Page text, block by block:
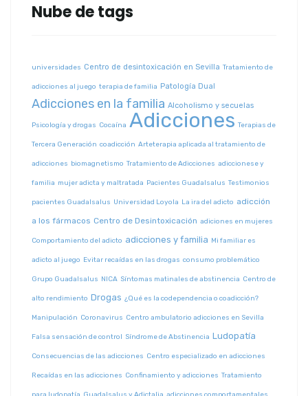
Nube de tags
universidades Centro de desintoxicación en Sevilla Tratamiento de
adicciones al juego terapia de familia Patología Dual
Adicciones en la familia Alcoholismo y secuelas
Psicología y drogas Cocaína Adicciones Terapias de
Tercera Generación coadicción Arteterapia aplicada al tratamiento de
adicciones biomagnetismo Tratamiento de Adicciones adiccionese y
familia mujer adicta y maltratada Pacientes Guadalsalus Testimonios
pacientes Guadalsalus Universidad Loyola La ira del adicto adicción
a los fármacos Centro de Desintoxicación adiciones en mujeres
Comportamiento del adicto adicciones y familia Mi familiar es
adicto al juego Evitar recaídas en las drogas consumo problemático
Grupo Guadalsalus NICA Síntomas matinales de abstinencia Centro de
alto rendimiento Drogas ¿Qué es la codependencia o coadicción?
Manipulación Coronavirus Centro ambulatorio adicciones en Sevilla
Falsa sensación de control Síndrome de Abstinencia Ludopatía
Consecuencias de las adicciones Centro especializado en adicciones
Recaídas en las adicciones Confinamiento y adicciones Tratamiento